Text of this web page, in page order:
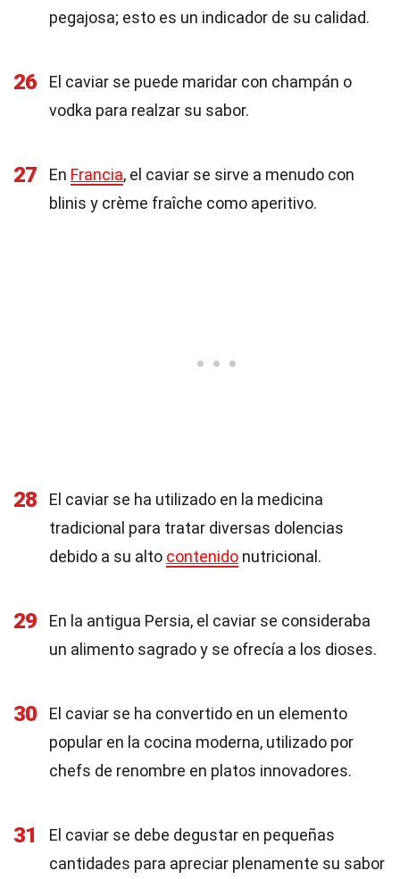
pegajosa; esto es un indicador de su calidad.
26
El caviar se puede maridar con champán o
vodka para realzar su sabor.
27 En Francia, el caviar se sirve a menudo con
blinis y crème fraîche como aperitivo.
28
El caviar se ha utilizado en la medicina
tradicional para tratar diversas dolencias
debido a su alto contenido nutricional.
29
En la antigua Persia, el caviar se consideraba
un alimento sagrado y se ofrecía a los dioses.
30
El caviar se ha convertido en un elemento
popular en la cocina moderna, utilizado por
chefs de renombre en platos innovadores.
31
El caviar se debe degustar en pequeñas
cantidades para apreciar plenamente su sabor